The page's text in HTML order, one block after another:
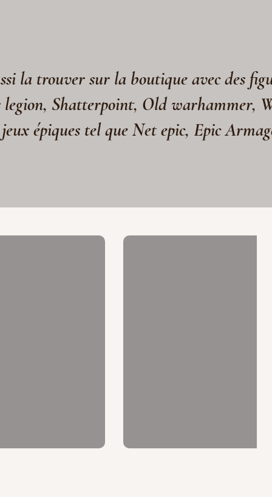
la trouver sur la boutique avec des
legion, Shatterpoint, Old warhammer,
jeux épiques tel que Net epic, Epic